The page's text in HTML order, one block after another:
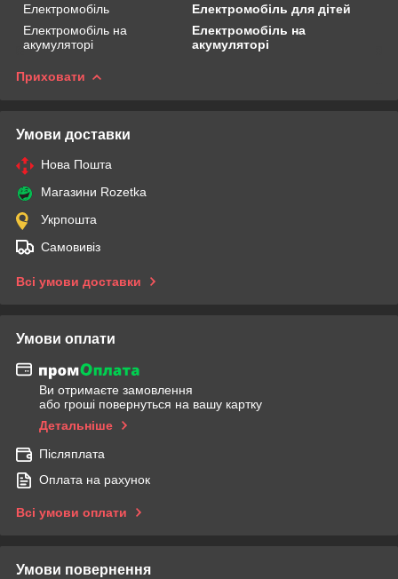
Електромобіль
Електромобіль для дітей
Електромобіль на
акумуляторі
Електромобіль на
акумуляторі
Приховати
Умови доставки
Нова Пошта
Магазини Rozetka
Укрпошта
Самовивіз
Всі умови доставки
Умови оплати
Ви отримаєте замовлення
або гроші повернуться на вашу картку
Детальніше
Післяплата
Оплата на рахунок
Всі умови оплати
Умови повернення